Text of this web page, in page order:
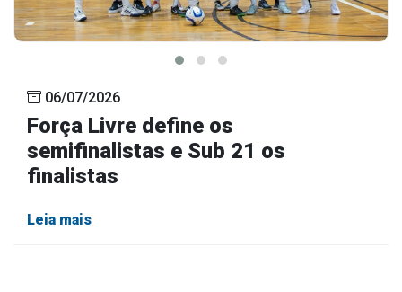
06/07/2026
Força Livre define os
semifinalistas e Sub 21 os
finalistas
Leia mais